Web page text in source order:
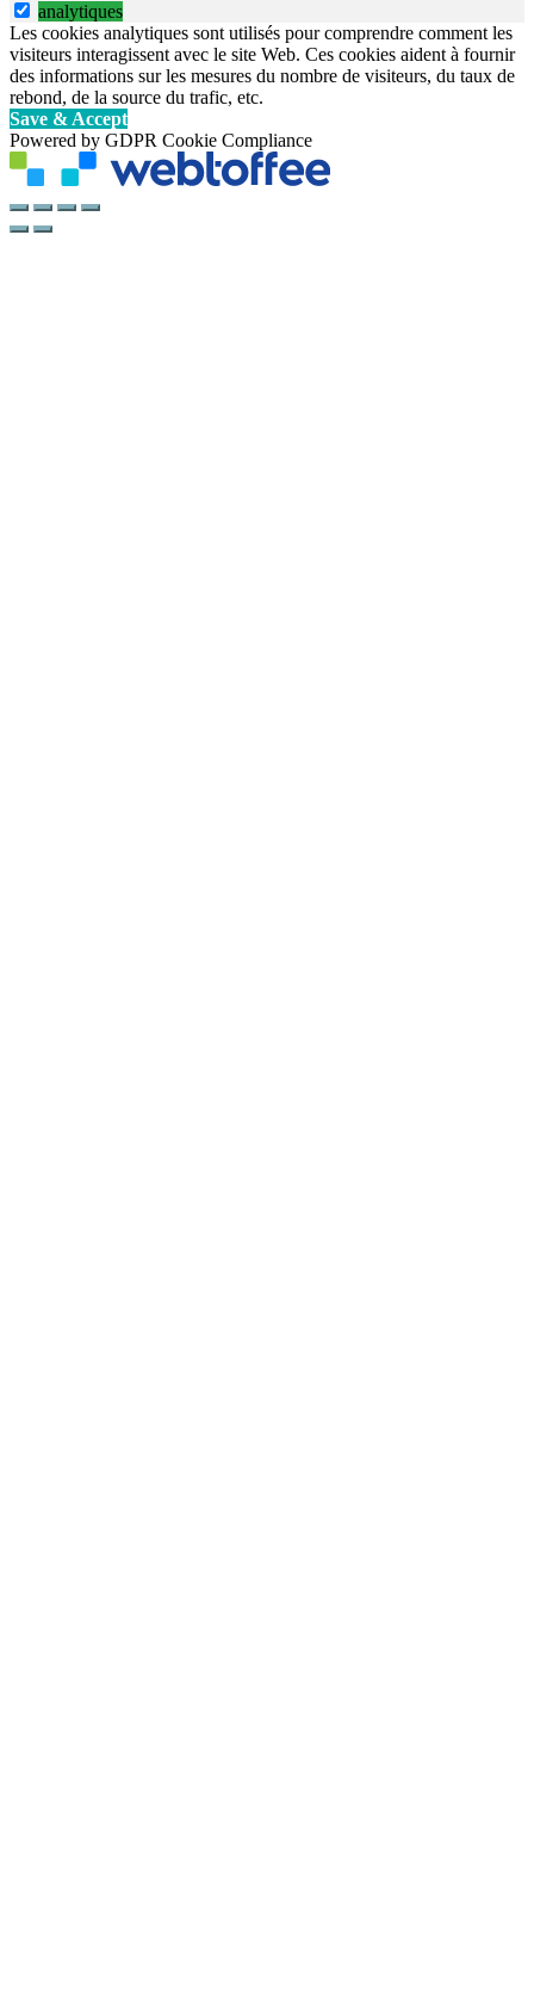
analytiques
Les cookies analytiques sont utilisés pour comprendre comment les
visiteurs interagissent avec le site Web. Ces cookies aident à fournir
des informations sur les mesures du nombre de visiteurs, du taux de
rebond, de la source du trafic, etc.
Save & Accept
Powered by GDPR Cookie Compliance